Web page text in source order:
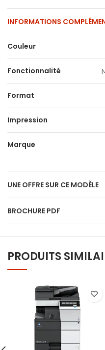
INFORMATIONS
Couleur
Fonctionnalité
Format
Impression
Marque
UNE OFFRE SUR CE MODÈLE
BROCHURE PDF
PRODUITS